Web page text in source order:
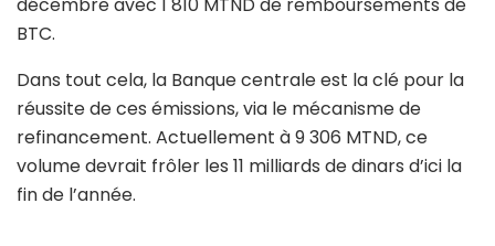
décembre avec 1 810 MTND de remboursements de
BTC.
Dans tout cela, la Banque centrale est la clé pour la
réussite de ces émissions, via le mécanisme de
refinancement. Actuellement à 9 306 MTND, ce
volume devrait frôler les 11 milliards de dinars d’ici la
fin de l’année.